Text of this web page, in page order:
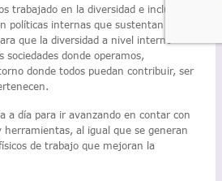
trabajado en la diversidad e inclusión,
políticas internas que sustentan el
que la diversidad a nivel interno
sociedades donde operamos,
donde todos puedan contribuir, ser
a día para ir avanzando en contar con
herramientas, al igual que se generan
de trabajo que mejoran la